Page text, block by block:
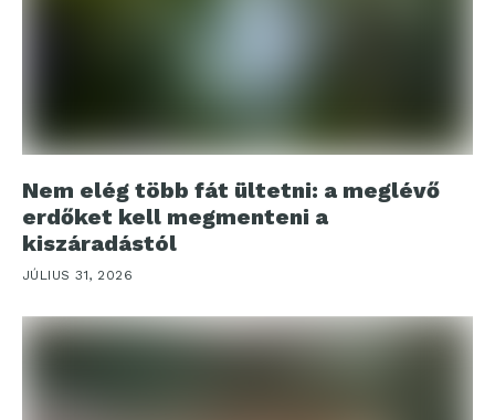
Nem elég több fát ültetni: a meglévő
erdőket kell megmenteni a
kiszáradástól
JÚLIUS 31, 2026